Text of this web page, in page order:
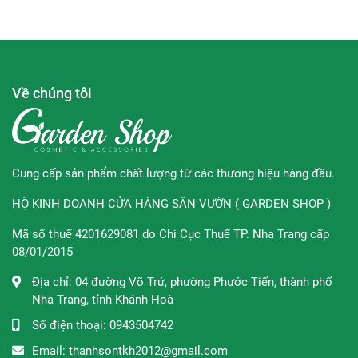
Hướng dẫn sử dụng:
hoặc bông tắm. Bắt đầu tạo bọt, thoa đều và massage nhẹ
nhàng theo chiều kết cấu da. Sau đó rửa lại bằng nước
sạch và lau khô.
Thương hiệu: Curél
Curéllà một nhãn hiệu của Kao Corporation Nhật bản, là
thương hiệuDược mỹ phẩm
cảm. Ra mắt tại Nhật Bản vào năm 1999, Curél là kết quả
Về chúng tôi
Cung cấp sản phẩm chất lượng từ các thương hiệu hàng đầu.
HỘ KINH DOANH CỬA HÀNG SÂN VƯỜN ( GARDEN SHOP )
Mã số thuế 4201629081 do Chi Cục Thuế TP. Nha Trang cấp
08/01/2015
Địa chỉ: 04 đường Võ Trứ, phường Phước Tiến, thành phố
Nha Trang, tỉnh Khánh Hoà
Số điện thoại: 0943504742
Email: thanhsontkh2012@gmail.com